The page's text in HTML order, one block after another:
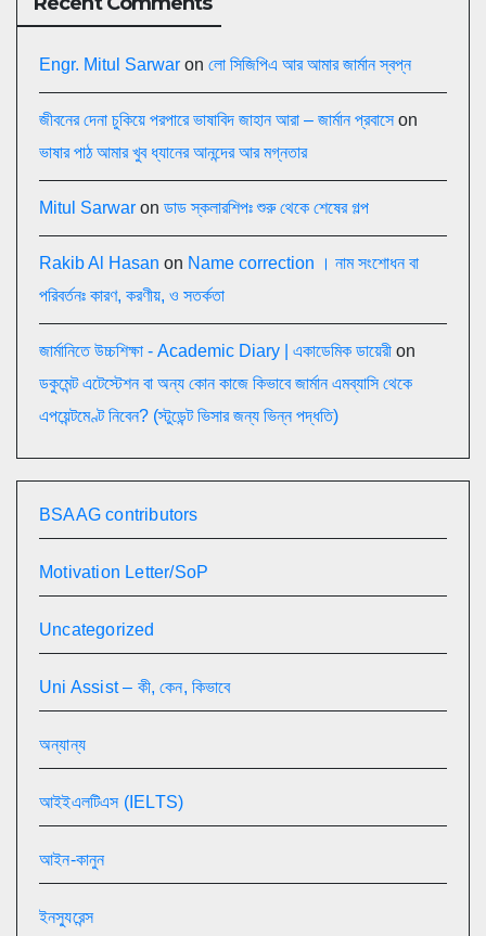
Engr. Mitul Sarwar on লো সিজিপিএ আর আমার জার্মান স্বপ্ন
জীবনের দেনা চুকিয়ে পরপারে ভাষাবিদ জাহান আরা – জার্মান প্রবাসেon
ভাষার পাঠ আমার খুব ধ্যানের আনন্দের আর মগ্নতার
Mitul Sarwar on ডাড স্কলারশিপঃ শুরু থেকে শেষের গল্প
Rakib Al Hasan on Name correction । নাম সংশোধন বা
পরিবর্তনঃ কারণ, করণীয়, ও সতর্কতা
জার্মানিতে উচ্চশিক্ষা - Academic Diary | একাডেমিক ডায়েরী on
ডকুমেন্ট এটেস্টেশন বা অন্য কোন কাজে কিভাবে জার্মান এমব্যাসি থেকে
এপয়েন্টমেণ্ট নিবেন? (স্টুডেন্ট ভিসার জন্য ভিন্ন পদ্ধতি)
BSAAG contributors
Motivation Letter/SoP
Uncategorized
Uni Assist – কী, কেন, কিভাবে
অন্যান্য
আইইএলটিএস (IELTS)
আইন-কানুন
ইনস্যুরেন্স